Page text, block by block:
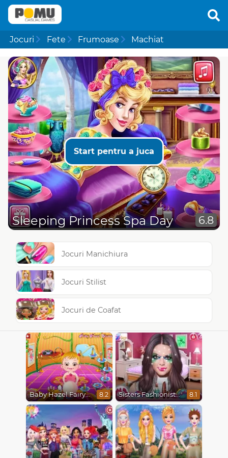
Jocuri Fete Frumoase Machiat
Start pentru a juca
Sleeping Princess Spa Day 6.8
Jocuri Manichiura
Jocuri Stilist
Jocuri de Coafat
Baby Hazel Fairyland Ballet 8.2 Sisters Fashionista Makeup 8.1